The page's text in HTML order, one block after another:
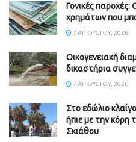
Γονικές παροχές:
χρημάτων που
7 ΑΥΓΟΎΣΤΟΥ, 2026
Οικογενειακή
δικαστήρια
7 ΑΥΓΟΎΣΤΟΥ, 2026
Στο εδώλιο
ήπιε με την κόρη
Σκιάθου